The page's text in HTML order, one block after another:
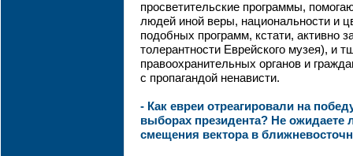
просветительские программы,
людей иной веры, национальности и
подобных программ, кстати, активно
толерантности Еврейского музея), и
правоохранительных органов и
с пропагандой ненависти.
- Как евреи отреагировали на
выборах президента? Не ожидаете
смещения вектора в